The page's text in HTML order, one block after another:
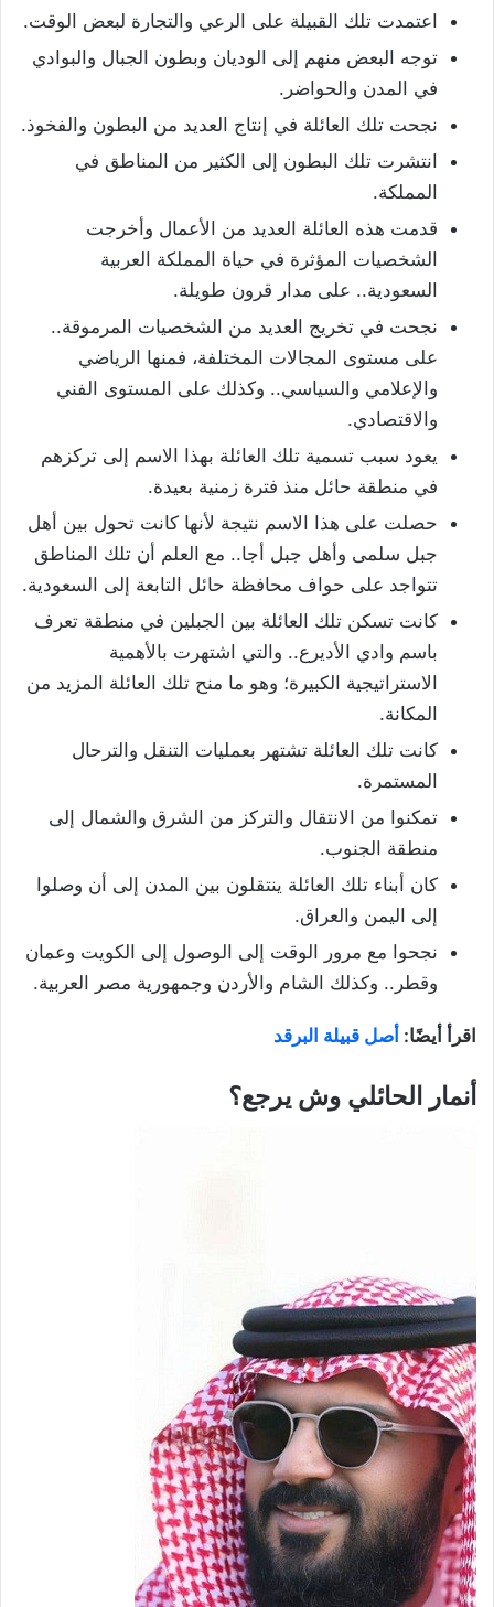
اعتمدت تلك القبيلة على الرعي والتجارة لبعض الوقت.
توجه البعض منهم إلى الوديان وبطون الجبال والبوادي
في المدن والحواضر.
نجحت تلك العائلة في إنتاج العديد من البطون والفخوذ.
انتشرت تلك البطون إلى الكثير من المناطق في
المملكة.
قدمت هذه العائلة العديد من الأعمال وأخرجت
الشخصيات المؤثرة في حياة المملكة العربية
السعودية.. على مدار قرون طويلة.
نجحت في تخريج العديد من الشخصيات المرموقة..
على مستوى المجالات المختلفة، فمنها الرياضي
والإعلامي والسياسي.. وكذلك على المستوى الفني
والاقتصادي.
يعود سبب تسمية تلك العائلة بهذا الاسم إلى تركزهم
في منطقة حائل منذ فترة زمنية بعيدة.
حصلت على هذا الاسم نتيجة لأنها كانت تحول بين أهل
جبل سلمى وأهل جبل أجا.. مع العلم أن تلك المناطق
تتواجد على حواف محافظة حائل التابعة إلى السعودية.
كانت تسكن تلك العائلة بين الجبلين في منطقة تعرف
باسم وادي الأديرع.. والتي اشتهرت بالأهمية
الاستراتيجية الكبيرة؛ وهو ما منح تلك العائلة المزيد من
المكانة.
كانت تلك العائلة تشتهر بعمليات التنقل والترحال
المستمرة.
تمكنوا من الانتقال والتركز من الشرق والشمال إلى
منطقة الجنوب.
كان أبناء تلك العائلة ينتقلون بين المدن إلى أن وصلوا
إلى اليمن والعراق.
نجحوا مع مرور الوقت إلى الوصول إلى الكويت وعمان
وقطر.. وكذلك الشام والأردن وجمهورية مصر العربية.
اقرأ أيضًا: أصل قبيلة البرقد
أنمار الحائلي وش يرجع؟